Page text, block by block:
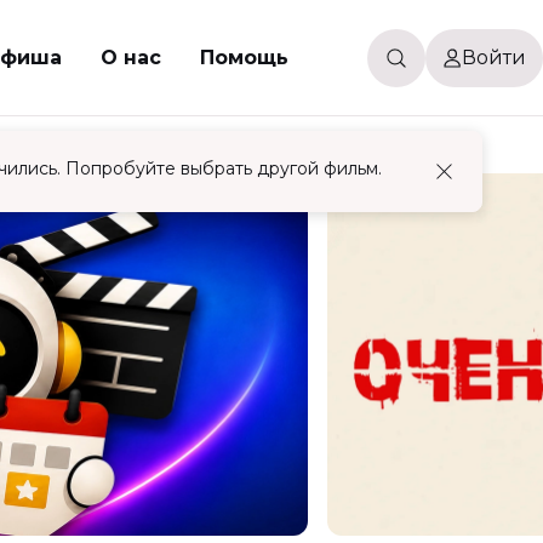
О нас Помощь Войти
Попробуйте выбрать другой фильм.